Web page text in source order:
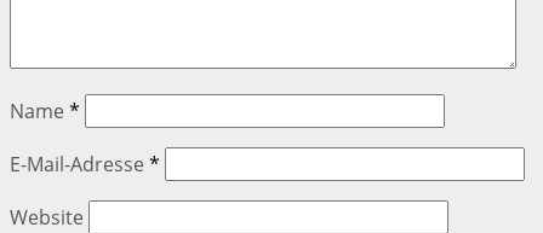
Name *
E-Mail-Adresse *
Website